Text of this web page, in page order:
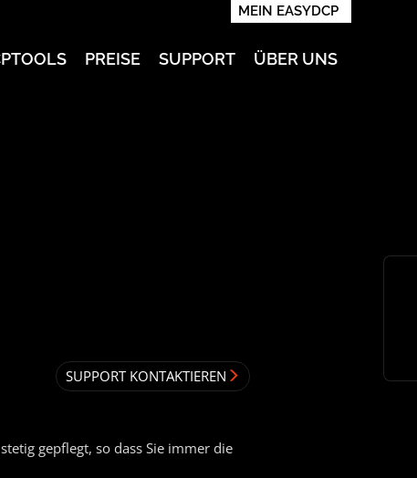
MEIN EASYDCP
PREISE SUPPORT ÜBER UNS
SUPPORT KONTAKTIEREN
gepflegt, so dass Sie immer die